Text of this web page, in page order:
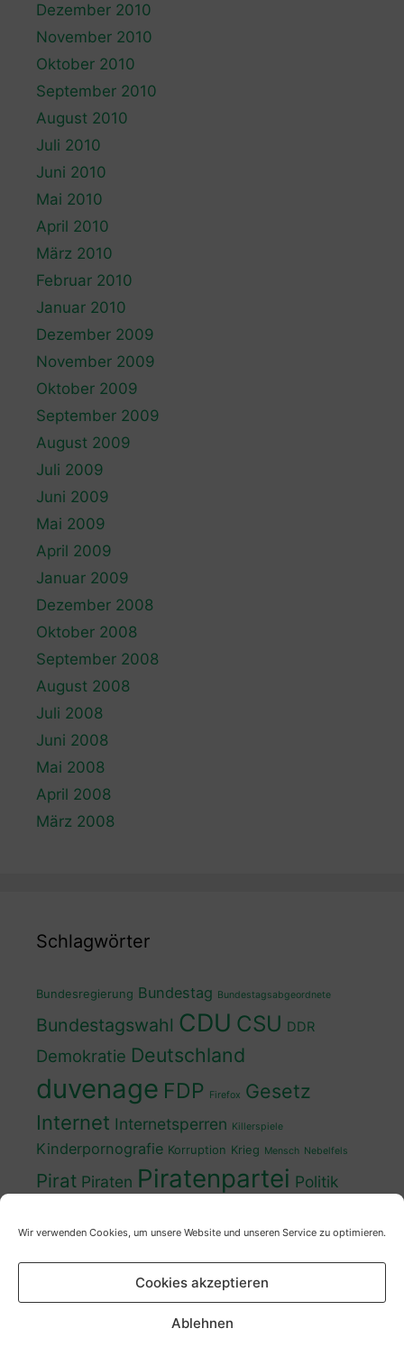
Wir verwenden Cookies, um unsere Website und unseren Service zu optimieren.
Cookies akzeptieren
Ablehnen
Dezember 2010
November 2010
Oktober 2010
September 2010
August 2010
Juli 2010
Juni 2010
Mai 2010
April 2010
März 2010
Februar 2010
Januar 2010
Dezember 2009
November 2009
Oktober 2009
September 2009
August 2009
Juli 2009
Juni 2009
Mai 2009
April 2009
Januar 2009
Dezember 2008
Oktober 2008
September 2008
August 2008
Juli 2008
Juni 2008
Mai 2008
April 2008
März 2008
Schlagwörter
Bundesregierung Bundestag Bundestagsabgeordnete
Bundestagswahl CDU CSU DDR
Demokratie Deutschland
duvenage FDP Firefox Gesetz
Internet Internetsperren Killerspiele
Kinderpornografie Korruption Krieg Mensch Nebelfels
Pirat Piraten Piratenpartei Politik
Wahlkampf Wahlprogramm Wähler
Zensur Zensursula Überwachung